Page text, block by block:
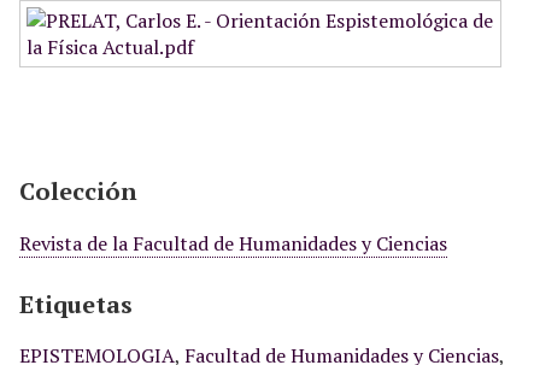
Colección
Revista de la Facultad de Humanidades y Ciencias
Etiquetas
EPISTEMOLOGIA, Facultad de Humanidades y Ciencias,